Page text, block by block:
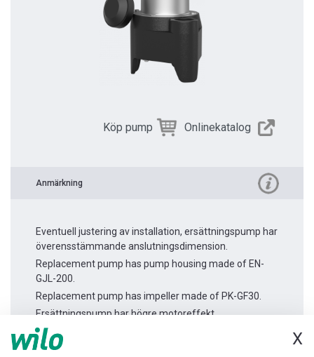
X
Köp pump Onlinekatalog
Anmärkning
Eventuell justering av installation, ersättningspump har
överensstämmande anslutningsdimension.
Replacement pump has pump housing made of EN-
GJL-200.
Replacement pump has impeller made of PK-GF30.
Ersättningspump har högre motoreffekt.